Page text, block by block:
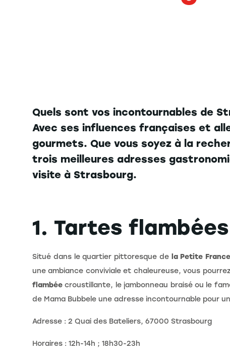
Quels sont vos incontournables de
Avec ses influences françaises et
gourmets. Que vous soyez à la
trois meilleures adresses
visite à Strasbourg.
1. Tartes
Situé dans le quartier pittoresque de la Petite France
une ambiance conviviale et chaleureuse, vous
flambéecroustillante, le jambonneau braisé ou le
de Mama Bubbele une adresse incontournable pour
Adresse : 2 Quai des Bateliers, 67000 Strasbourg
Horaires : 12h-14h ; 18h30-23h